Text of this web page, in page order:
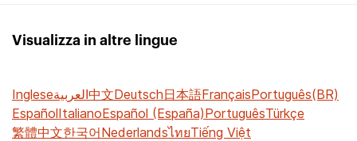
Visualizza in altre lingue
Ingleseالعربية中文Deutsch日本語FrançaisPortuguês(BR)
EspañolItalianoEspañol (España)PortuguêsTürkçe
繁體中文한국어NederlandsไทยTiếng Việt